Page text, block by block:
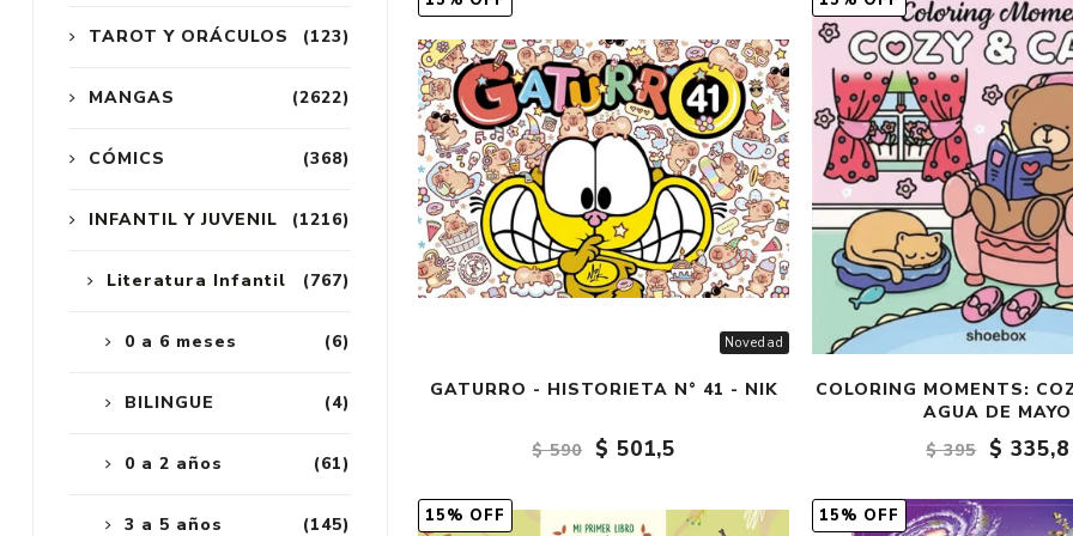
Fantasía
Fantasía oscura
Gore
Ver todo
Novedad
GATURRO - HISTORIETA N° 41 - NIK
$ 590 $ 501,5
COLORING MOMENTS:
AGUA DE MAYO
$ 395
$ 335,8
15% OFF 15% OFF
(123)
TAROT Y ORÁCULOS
(2622)
MANGAS
(368)
CÓMICS
(1216)
INFANTIL Y JUVENIL
(767)
Literatura Infantil
(6)
0 a 6 meses
(4)
BILINGUE
(61)
0 a 2 años
(145)
3 a 5 años